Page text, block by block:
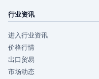
行业资讯
进入行业资讯
价格行情
出口贸易
市场动态